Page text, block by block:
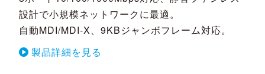
設計で小規模ネットワークに最適。
自動MDI/MDI-X、9KBジャンボフレーム対応。
製品詳細を見る